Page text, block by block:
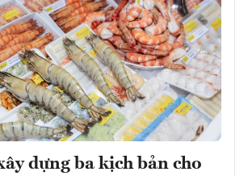
dựng ba kịch bản cho